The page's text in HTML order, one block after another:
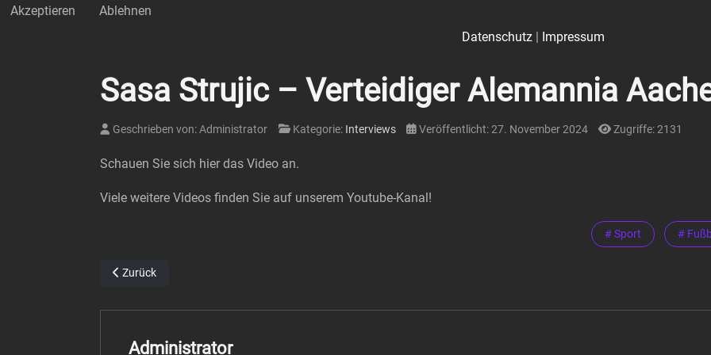
Sasa Strujic – Verteidiger Alemannia
Geschrieben von:Administrator Kategorie: Interviews Veröffentlicht: 27. November 2024 Zugriffe: 2131
Schauen Sie sich hier das Video an.
Viele weitere Videos finden Sie auf unserem Youtube-Kanal!
# Sport #
Vorheriger Beitrag: Trainer Samir Quindi zum frühen Rückstand
Zurück
Administrator
Akzeptieren
Ablehnen
Datenschutz | Impressum